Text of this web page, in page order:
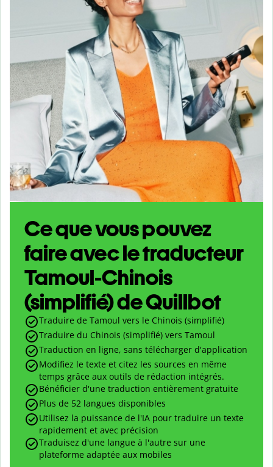
Ce que vous pouvez
faire avec le traducteur
Tamoul-Chinois
(simplifié) de Quillbot
Traduire de Tamoul vers le Chinois (simplifié)
Traduire du Chinois (simplifié) vers Tamoul
Traduction en ligne, sans télécharger d'application
Modifiez le texte et citez les sources en même
temps grâce aux outils de rédaction intégrés.
Bénéficier d'une traduction entièrement gratuite
Plus de 52 langues disponibles
Utilisez la puissance de l'IA pour traduire un texte
rapidement et avec précision
Traduisez d'une langue à l'autre sur une
plateforme adaptée aux mobiles